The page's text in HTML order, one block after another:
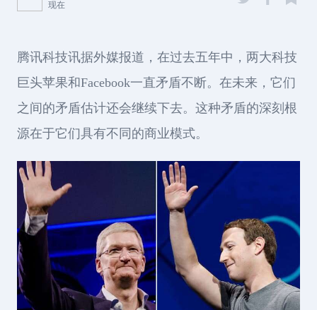
现在
腾讯科技讯据外媒报道，在过去五年中，两大科技
巨头苹果和Facebook一直矛盾不断。在未来，它们
之间的矛盾估计还会继续下去。这种矛盾的深刻根
源在于它们具有不同的商业模式。